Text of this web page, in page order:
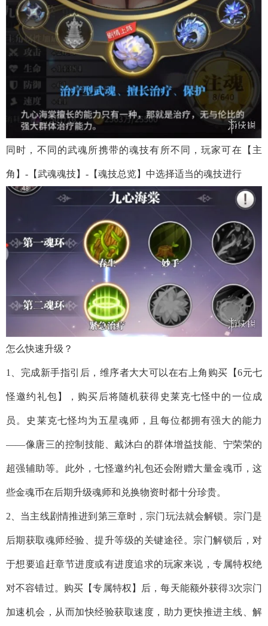
同时，不同的武魂所携带的魂技有所不同，玩家可在【主
角】-【武魂魂技】-【魂技总览】中选择适当的魂技进行
怎么快速升级？
1、完成新手指引后，维序者大大可以在右上角购买【6元七
怪邀约礼包】，购买后将随机获得史莱克七怪中的一位成
员。史莱克七怪均为五星魂师，且每位都拥有强大的能力
——像唐三的控制技能、戴沐白的群体增益技能、宁荣荣的
超强辅助等。此外，七怪邀约礼包还会附赠大量金魂币，这
些金魂币在后期升级魂师和兑换物资时都十分珍贵。
2、当主线剧情推进到第三章时，宗门玩法就会解锁。宗门是
后期获取魂师经验、提升等级的关键途径。宗门解锁后，对
于想要追赶章节进度或有进度追求的玩家来说，专属特权绝
对不容错过。购买【专属特权】后，每天能额外获得3次宗门
加速机会，从而加快经验获取速度，助力更快推进主线、解